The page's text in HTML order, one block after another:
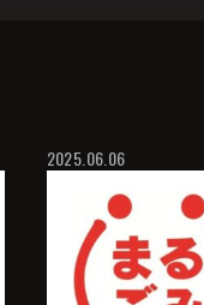
2025.06.06